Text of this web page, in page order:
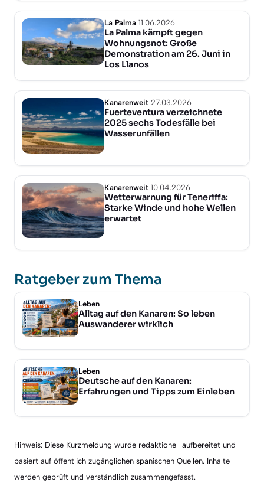
La Palma 11.06.2026
La Palma kämpft gegen
Wohnungsnot: Große
Demonstration am 26. Juni in
Los Llanos
Kanarenweit 27.03.2026
Fuerteventura verzeichnete
2025 sechs Todesfälle bei
Wasserunfällen
Kanarenweit 10.04.2026
Wetterwarnung für Teneriffa:
Starke Winde und hohe Wellen
erwartet
Ratgeber zum Thema
Leben
Alltag auf den Kanaren: So leben
Auswanderer wirklich
Leben
Deutsche auf den Kanaren:
Erfahrungen und Tipps zum Einleben
Hinweis: Diese Kurzmeldung wurde redaktionell aufbereitet und
basiert auf öffentlich zugänglichen spanischen Quellen. Inhalte
werden geprüft und verständlich zusammengefasst.